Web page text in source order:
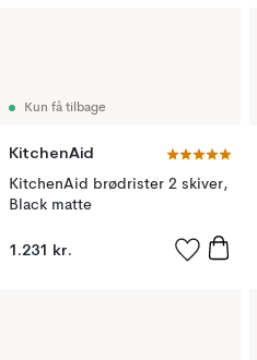
Kun få tilbage
KitchenAid
KitchenAid brødrister 2 skiver,
Black matte
1.231 kr.